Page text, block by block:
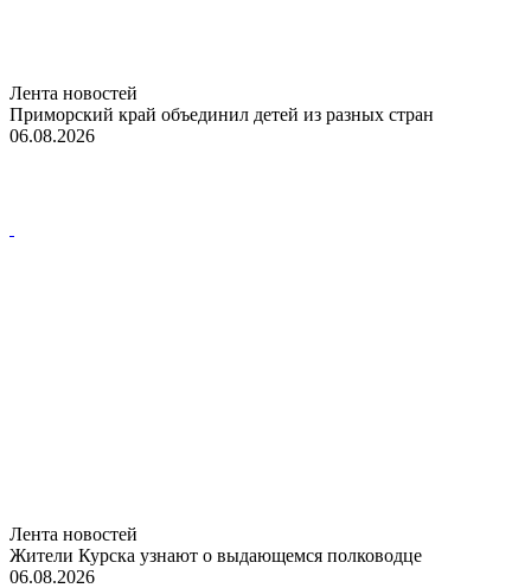
Лента новостей
Приморский край объединил детей из разных стран
06.08.2026
Лента новостей
Жители Курска узнают о выдающемся полководце
06.08.2026